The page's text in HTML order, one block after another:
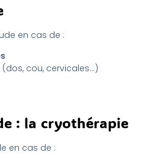
en cas de :
(dos, cou, cervicales…)
: la cryothérapie
en cas de :